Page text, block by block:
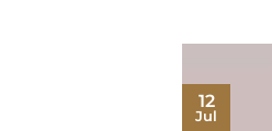
12
Jul